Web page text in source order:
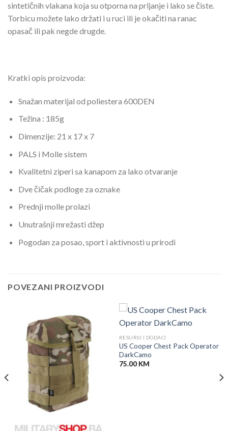
sintetičnih vlakana koja su otporna na prljanje i lako se čiste.
Torbicu možete lako držati i u ruci ili je okačiti na ranac
opasač ili pak negde drugde.
Kratki opis proizvoda:
Snažan materijal od poliestera 600DEN
Težina : 185g
Dimenzije: 21 x 17 x 7
PALS i Molle sistem
Kvalitetni ziperi sa kanapom za lako otvaranje
Dve čičak podloge za oznake
Prednji molle prolazi
Unutrašnji mrežasti džep
Pogodan za posao, sport i aktivnosti u prirodi
POVEZANI PROIZVODI
RESURSI I DODACI
US Cooper Chest Pack Operator
DarkCamo
75.00 KM